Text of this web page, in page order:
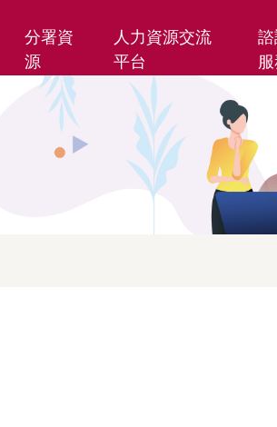
分署資
源
人力資源交流
平台